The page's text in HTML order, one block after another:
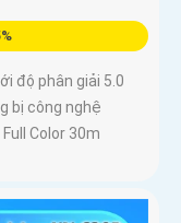
độ phân giải 5.0
bị công nghệ
Color 30m